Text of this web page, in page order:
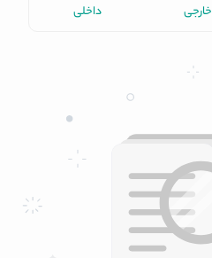
خارجی داخلی